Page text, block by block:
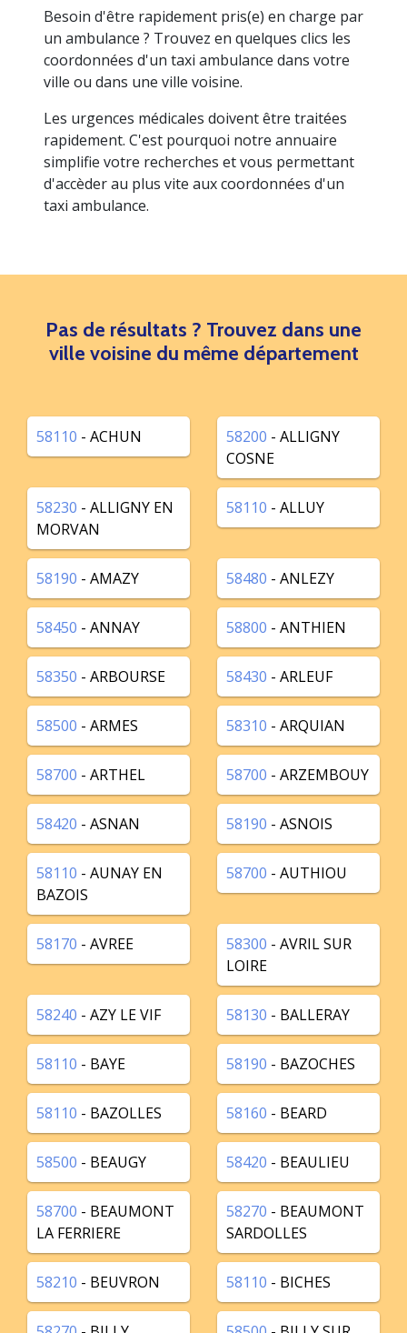
Besoin d'être rapidement pris(e) en charge par
un ambulance ? Trouvez en quelques clics les
coordonnées d'un taxi ambulance dans votre
ville ou dans une ville voisine.
Les urgences médicales doivent être traitées
rapidement. C'est pourquoi notre annuaire
simplifie votre recherches et vous permettant
d'accèder au plus vite aux coordonnées d'un
taxi ambulance.
Pas de résultats ? Trouvez dans une
ville voisine du même département
58110 - ACHUN 58200 - ALLIGNY
COSNE
58230 - ALLIGNY EN
MORVAN
58110 - ALLUY
58190 - AMAZY 58480 - ANLEZY
58450 - ANNAY 58800 - ANTHIEN
58350 - ARBOURSE 58430 - ARLEUF
58500 - ARMES 58310 - ARQUIAN
58700 - ARTHEL 58700 - ARZEMBOUY
58420 - ASNAN 58190 - ASNOIS
58110 - AUNAY EN
BAZOIS
58700 - AUTHIOU
58170 - AVREE 58300 - AVRIL SUR
LOIRE
58240 - AZY LE VIF 58130 - BALLERAY
58110 - BAYE 58190 - BAZOCHES
58110 - BAZOLLES 58160 - BEARD
58500 - BEAUGY 58420 - BEAULIEU
58700 - BEAUMONT
LA FERRIERE
58270 - BEAUMONT
SARDOLLES
58210 - BEUVRON 58110 - BICHES